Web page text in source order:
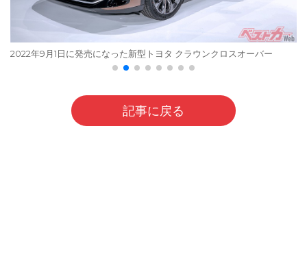
2022年9月1日に発売になった新型トヨタ クラウンクロスオーバー
記事に戻る